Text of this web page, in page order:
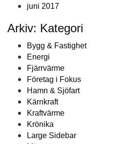
juni 2017
Arkiv: Kategori
Bygg & Fastighet
Energi
Fjärrvärme
Företag i Fokus
Hamn & Sjöfart
Kärnkraft
Kraftvärme
Krönika
Large Sidebar